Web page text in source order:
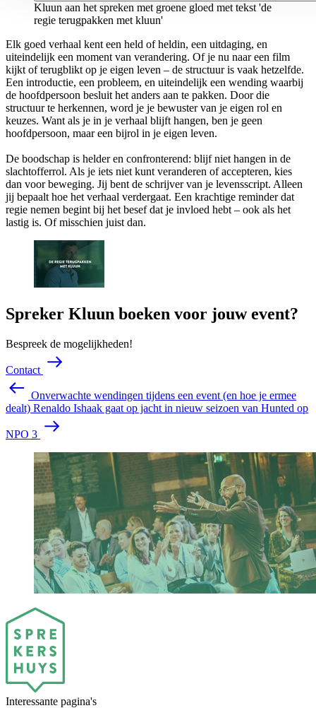
Kluun aan het spreken met groene gloed met tekst 'de
regie terugpakken met kluun'
Elk goed verhaal kent een held of heldin, een uitdaging, en
uiteindelijk een moment van verandering. Of je nu naar een film
kijkt of terugblikt op je eigen leven – de structuur is vaak hetzelfde.
Een introductie, een probleem, en uiteindelijk een wending waarbij
de hoofdpersoon besluit het anders aan te pakken. Door die
structuur te herkennen, word je je bewuster van je eigen rol en
keuzes. Want als je in je verhaal blijft hangen, ben je geen
hoofdpersoon, maar een bijrol in je eigen leven.
De boodschap is helder en confronterend: blijf niet hangen in de
slachtofferrol. Als je iets niet kunt veranderen of accepteren, kies
dan voor beweging. Jij bent de schrijver van je levensscript. Alleen
jij bepaalt hoe het verhaal verdergaat. Een krachtige reminder dat
regie nemen begint bij het besef dat je invloed hebt – ook als het
lastig is. Of misschien juist dan.
Spreker Kluun boeken voor jouw event?
Bespreek de mogelijkheden!
Contact
Onverwachte wendingen tijdens een event (en hoe je ermee
dealt) Renaldo Ishaak gaat op jacht in nieuw seizoen van Hunted op
NPO 3
Interessante pagina's